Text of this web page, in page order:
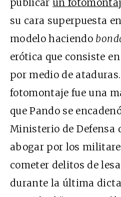
publicar un
su cara superpuesta
modelo haciendo
erótica que consiste
por medio de
fotomontaje fue una
que Pando se
Ministerio de Defensa
abogar por los
cometer delitos de
durante la última